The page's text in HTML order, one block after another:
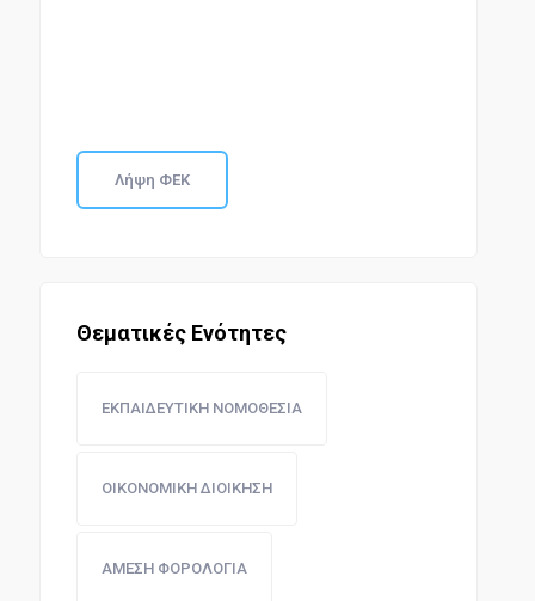
Λήψη ΦΕΚ
Θεματικές Ενότητες
ΕΚΠΑΙΔΕΥΤΙΚΗ ΝΟΜΟΘΕΣΙΑ
ΟΙΚΟΝΟΜΙΚΗ ΔΙΟΙΚΗΣΗ
ΑΜΕΣΗ ΦΟΡΟΛΟΓΙΑ